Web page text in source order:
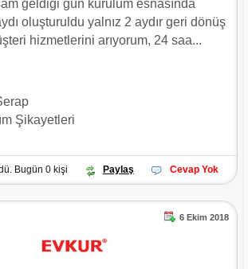
geldiği gün kurulum esnasında
oluşturuldu yalnız 2 aydır geri dönüş
hizmetlerini arıyorum, 24 saa...
Şikayetleri
Bugün 0 kişi Paylaş Cevap Yok
6 Ekim 2018